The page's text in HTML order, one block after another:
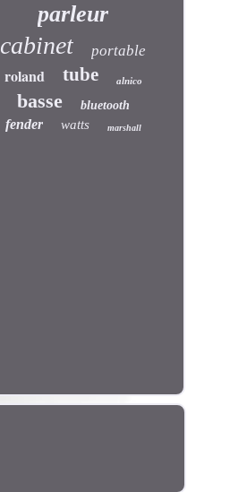
parleur
cabinet portable
roland tube alnico
basse bluetooth
fender watts marshall